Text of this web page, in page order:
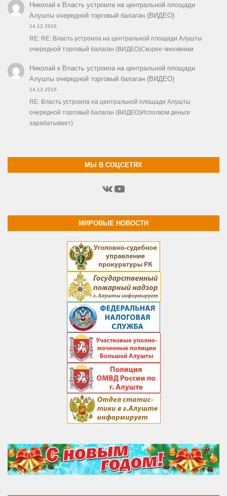
Николайк Власть устроила на центральной площади
Алушты очередной торговый балаган (ВИДЕО)
14.12.2016
RE: RE: Власть устроила на центральной площади Алушты
очередной торговый балаган (ВИДЕО)Скорее чиновники
Николайк Власть устроила на центральной площади
Алушты очередной торговый балаган (ВИДЕО)
14.12.2016
RE: Власть устроила на центральной площади Алушты
очередной торговый балаган (ВИДЕО)Исполком деньги
зарабатывает)
МЫ В СОЦСЕТЯХ
ВКонтакте
YouTube
МИРОВЫЕ НОВОСТИ